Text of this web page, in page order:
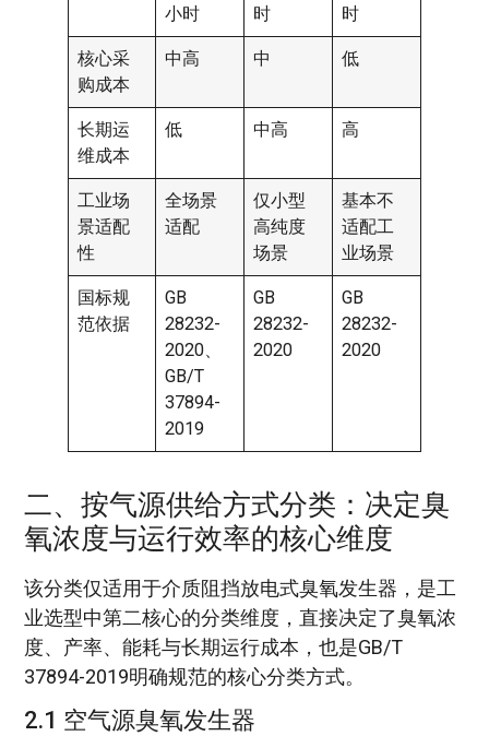
小时
时
时
核心采
购成本
中高 中 低
长期运
维成本
低 中高 高
工业场
景适配
性
全场景
适配
仅小型
高纯度
场景
基本不
适配工
业场景
国标规
范依据
GB
28232-
2020、
GB/T
37894-
2019
GB
28232-
2020
GB
28232-
2020
二、按气源供给方式分类：决定臭
氧浓度与运行效率的核心维度
该分类仅适用于介质阻挡放电式臭氧发生器，是工
业选型中第二核心的分类维度，直接决定了臭氧浓
度、产率、能耗与长期运行成本，也是GB/T
37894-2019明确规范的核心分类方式。
2.1 空气源臭氧发生器